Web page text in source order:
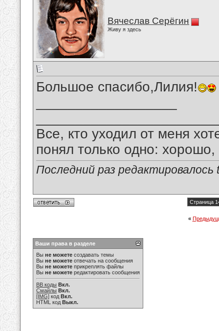
Вячеслав Серёгин
Живу я здесь
Большое спасибо,Лилия!
Все, кто уходил от меня
понял только одно:
Последний раз
Страница
«
Ваши права в разделе
Вы не можете создавать темы
Вы не можете отвечать на сообщения
Вы не можете прикреплять файлы
Вы не можете редактировать сообщения
BB коды Вкл.
Смайлы Вкл.
[IMG] код Вкл.
HTML код Выкл.